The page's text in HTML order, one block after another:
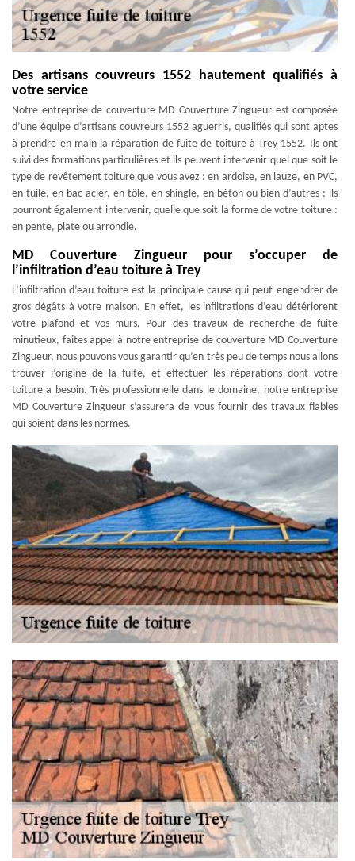
Des artisans couvreurs 1552 hautement qualifiés à
votre service
Notre entreprise de couverture MD Couverture Zingueur est composée
d’une équipe d’artisans couvreurs 1552 aguerris, qualifiés qui sont aptes
à prendre en main la réparation de fuite de toiture à Trey 1552. Ils ont
suivi des formations particulières et ils peuvent intervenir quel que soit le
type de revêtement toiture que vous avez : en ardoise, en lauze, en PVC,
en tuile, en bac acier, en tôle, en shingle, en béton ou bien d’autres ; ils
pourront également intervenir, quelle que soit la forme de votre toiture :
en pente, plate ou arrondie.
MD Couverture Zingueur pour s’occuper de
l’infiltration d’eau toiture à Trey
L’infiltration d’eau toiture est la principale cause qui peut engendrer de
gros dégâts à votre maison. En effet, les infiltrations d’eau détériorent
votre plafond et vos murs. Pour des travaux de recherche de fuite
minutieux, faites appel à notre entreprise de couverture MD Couverture
Zingueur, nous pouvons vous garantir qu’en très peu de temps nous allons
trouver l’origine de la fuite, et effectuer les réparations dont votre
toiture a besoin. Très professionnelle dans le domaine, notre entreprise
MD Couverture Zingueur s’assurera de vous fournir des travaux fiables
qui soient dans les normes.